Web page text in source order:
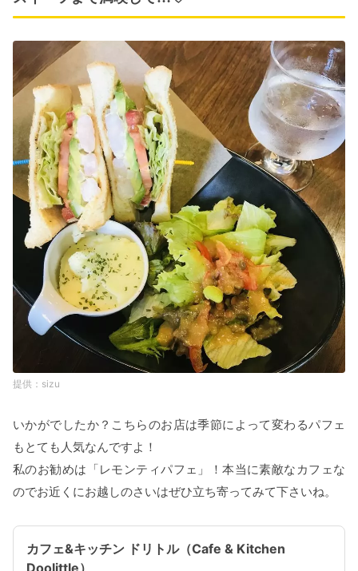
sizu
いかがでしたか？こちらのお店は季節によって変わるパフェ
もとても人気なんですよ！
私のお勧めは「レモンティパフェ」！本当に素敵なカフェな
のでお近くにお越しのさいはぜひ立ち寄ってみて下さいね。
カフェ&キッチン ドリトル（Cafe & Kitchen
Doolittle）